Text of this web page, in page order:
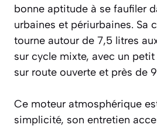
bonne aptitude à se faufiler
urbaines et périurbaines. Sa
tourne autour de 7,5 litres
sur cycle mixte, avec un
sur route ouverte et près de
Ce moteur atmosphérique
simplicité, son entretien